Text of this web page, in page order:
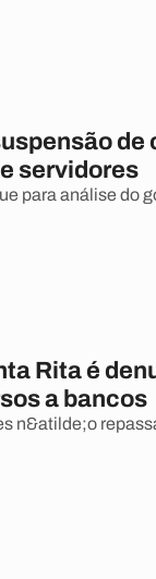
de
servidores
para análise do
Rita é
a bancos
n&atilde;o